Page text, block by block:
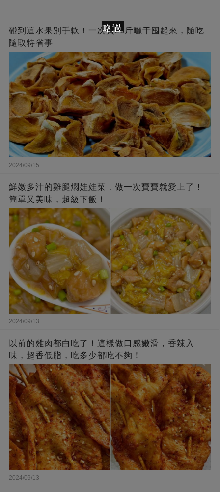
碰到這水果別手軟！一次買20斤曬干囤起來，隨吃
隨取特省事
2024/09/15
鮮嫩多汁的雞腿燜娃娃菜，做一次寶寶就愛上了！
簡單又美味，超級下飯！
2024/09/13
以前的雞肉都白吃了！這樣做口感嫩滑，香辣入
味，超香低脂，吃多少都吃不夠！
2024/09/13
略過